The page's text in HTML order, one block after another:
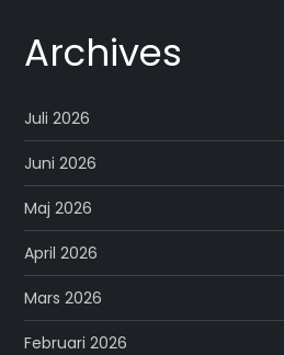
Archives
Juli 2026
Juni 2026
Maj 2026
April 2026
Mars 2026
Februari 2026